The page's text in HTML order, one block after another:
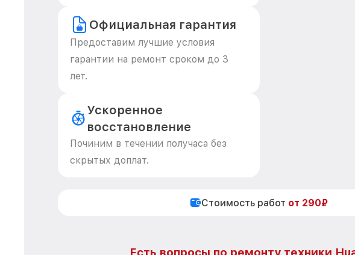
Официальная гарантия
Предоставим лучшие условия
гарантии на ремонт сроком до 3
лет.
Ускоренное
восстановление
Починим в течении получаса без
скрытых доплат.
Стоимость работ от 290₽